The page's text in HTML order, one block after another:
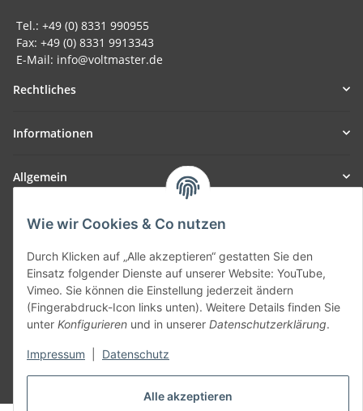
Alle akzeptieren
Wie wir Cookies & Co nutzen
Durch Klicken auf „Alle akzeptieren“ gestatten Sie den
Einsatz folgender Dienste auf unserer Website: YouTube,
Vimeo. Sie können die Einstellung jederzeit ändern
(Fingerabdruck-Icon links unten). Weitere Details finden Sie
unter Konfigurieren und in unserer Datenschutzerklärung.
Impressum Datenschutz
Tel.: +49 (0) 8331 990955
Fax: +49 (0) 8331 9913343
E-Mail: info@voltmaster.de
Rechtliches
Informationen
Allgemein
Teil unseres Netzwerks:
Vertrag widerrufen